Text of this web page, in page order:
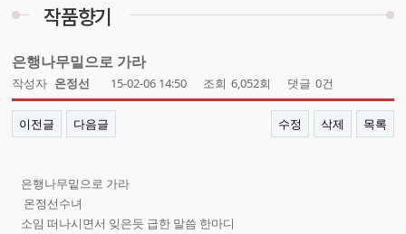
작품향기
은행나무밑으로 가라
작성자 온정선 15-02-06 14:50 조회 6,052회 댓글 0건
이전글 다음글 수정 삭제 목록
은행나무밑으로 가라
온정선수녀
소임 떠나시면서 잊은듯 급한 말씀 한마디